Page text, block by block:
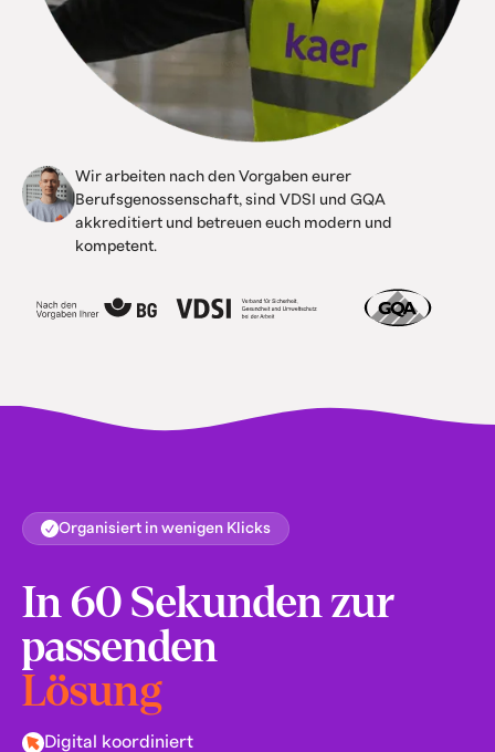
Wir arbeiten nach den Vorgaben eurer
Berufsgenossenschaft, sind VDSI und GQA
akkreditiert und betreuen euch modern und
kompetent.
Organisiert in wenigen Klicks
In 60 Sekunden zur
passenden
Lösung
Digital koordiniert